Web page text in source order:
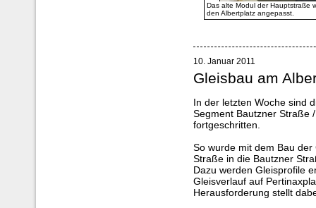
Das alte Modul der Hauptstraße
den Albertplatz angepasst.
10. Januar 2011
Gleisbau am
In der letzten Woche sind
Segment Bautzner Straße
fortgeschritten.
So wurde mit dem Bau
Straße in die Bautzner
Dazu werden Gleisprofile
Gleisverlauf auf
Herausforderung stellt